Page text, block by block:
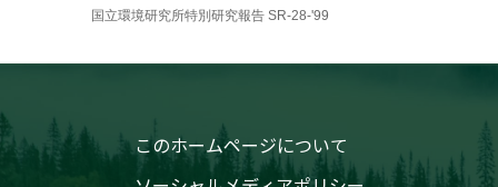
国立環境研究所特別研究報告 SR-28-'99
このホームページについて